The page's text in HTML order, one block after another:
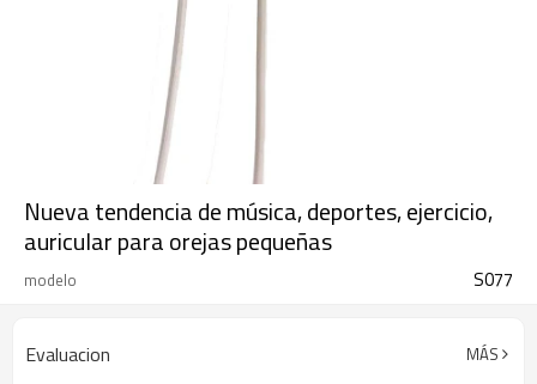
Nueva tendencia de música, deportes, ejercicio,
auricular para orejas pequeñas
modelo S077
Evaluacion MÁS